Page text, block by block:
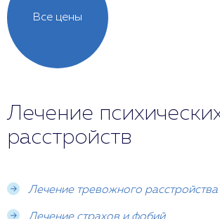
Все цены
Лечение
расстройств
Лечение тревожного расстройства
Лечение страхов и фобий